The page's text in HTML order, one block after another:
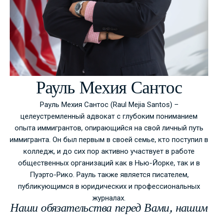
Рауль Мехия Сантос
Рауль Мехия Сантос (Raul Mejia Santos) –
целеустремленный адвокат с глубоким пониманием
опыта иммигрантов, опирающийся на свой личный путь
иммигранта. Он был первым в своей семье, кто поступил в
колледж, и до сих пор активно участвует в работе
общественных организаций как в Нью-Йорке, так и в
Пуэрто-Рико. Рауль также является писателем,
публикующимся в юридических и профессиональных
журналах.
Наши обязательства перед Вами, нашим